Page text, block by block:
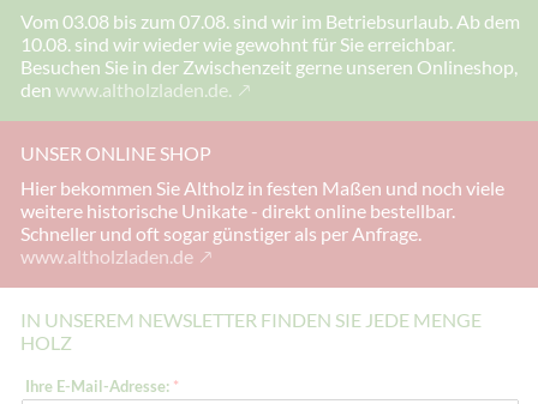
Vom 03.08 bis zum 07.08. sind wir im Betriebsurlaub. Ab dem
10.08. sind wir wieder wie gewohnt für Sie erreichbar.
Besuchen Sie in der Zwischenzeit gerne unseren Onlineshop,
den www.altholzladen.de.
UNSER ONLINE SHOP
Hier bekommen Sie Altholz in festen Maßen und noch viele
weitere historische Unikate - direkt online bestellbar.
Schneller und oft sogar günstiger als per Anfrage.
www.altholzladen.de
IN UNSEREM NEWSLETTER FINDEN SIE JEDE MENGE
HOLZ
h
Ihre E-Mail-Adresse: *